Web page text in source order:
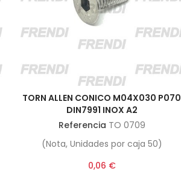
TORN ALLEN CONICO M04X030 P070
DIN7991 INOX A2
Referencia TO 0709
(Nota, Unidades por caja 50)
0,06 €